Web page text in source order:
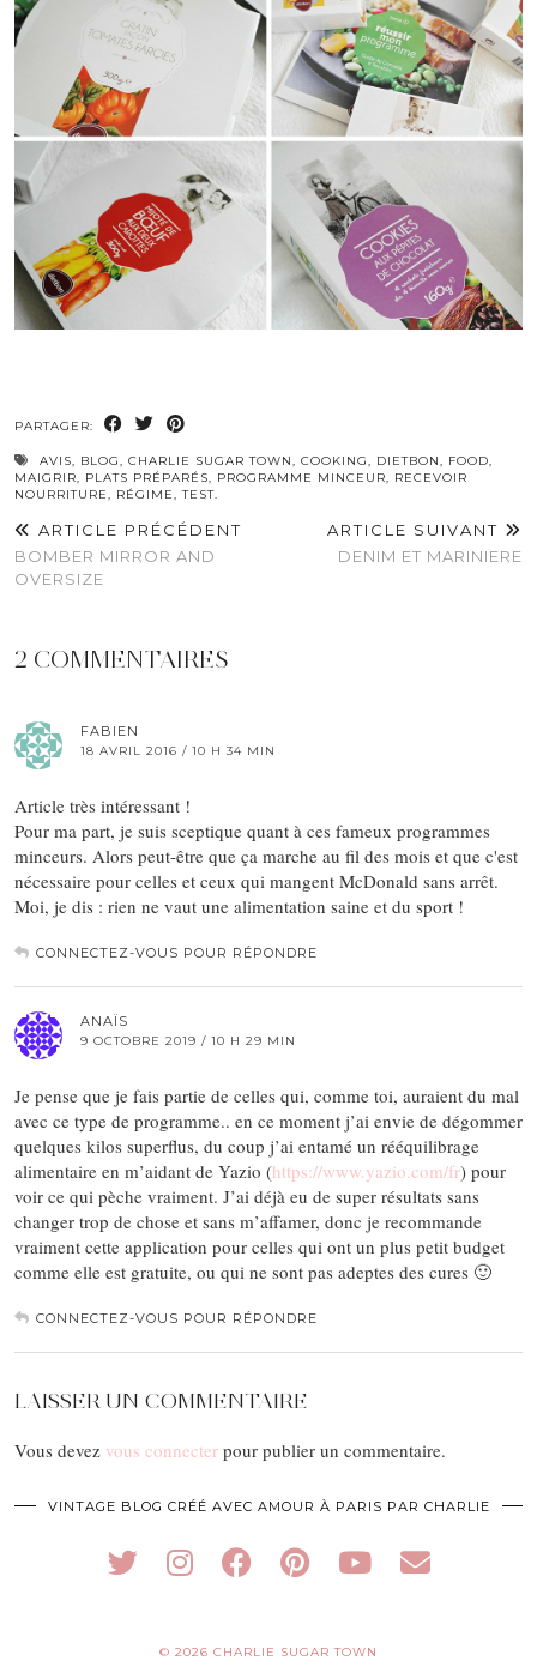
PARTAGER:
AVIS, BLOG, CHARLIE SUGAR TOWN, COOKING, DIETBON, FOOD,
MAIGRIR, PLATS PRÉPARÉS, PROGRAMME MINCEUR, RECEVOIR
NOURRITURE, RÉGIME,TEST.
ARTICLE PRÉCÉDENT
BOMBER MIRROR AND
OVERSIZE
ARTICLE SUIVANT
DENIM ET MARINIERE
2 COMMENTAIRES
FABIEN
18 AVRIL 2016 / 10 H 34 MIN
Article très intéressant !
Pour ma part, je suis sceptique quant à ces fameux programmes
minceurs. Alors peut-être que ça marche au fil des mois et que c'est
nécessaire pour celles et ceux qui mangent McDonald sans arrêt.
Moi, je dis : rien ne vaut une alimentation saine et du sport !
CONNECTEZ-VOUS POUR RÉPONDRE
ANAÏS
9 OCTOBRE 2019 / 10 H 29 MIN
Je pense que je fais partie de celles qui, comme toi, auraient du mal
avec ce type de programme.. en ce moment j’ai envie de dégommer
quelques kilos superflus, du coup j’ai entamé un rééquilibrage
alimentaire en m’aidant de Yazio (https://www.yazio.com/fr) pour
voir ce qui pèche vraiment. J’ai déjà eu de super résultats sans
changer trop de chose et sans m’affamer, donc je recommande
vraiment cette application pour celles qui ont un plus petit budget
comme elle est gratuite, ou qui ne sont pas adeptes des cures 🙂
CONNECTEZ-VOUS POUR RÉPONDRE
LAISSER UN COMMENTAIRE
Vous devez vous connecter pour publier un commentaire.
VINTAGE BLOG CRÉÉ AVEC AMOUR À PARIS PAR CHARLIE
© 2026 CHARLIE SUGAR TOWN